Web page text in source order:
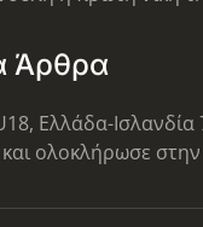
Άρθρα
Ελλάδα-
ολοκλήρωσε